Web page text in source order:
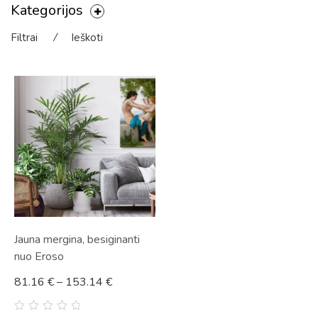
Kategorijos
Filtrai ⁄ Ieškoti
Jauna mergina, besiginanti
nuo Eroso
81.16 €– 153.14 €